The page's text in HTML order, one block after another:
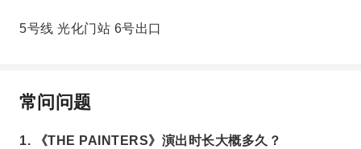
5号线 光化门站 6号出口
常问问题
1. 《THE PAINTERS》演出时长大概多久？